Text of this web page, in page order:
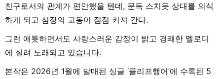
친구로서의 관계가 편안했을 텐데, 문득 스치듯 상대를 의식
하게 되고 심장의 고동이 점점 커져 간다.
그런 애틋하면서도 사랑스러운 감정이 밝고 경쾌한 멜로디
에 실려 노래되고 있습니다.
본작은 2026년 1월에 발매된 싱글 ‘클리프행어’에 수록된 5